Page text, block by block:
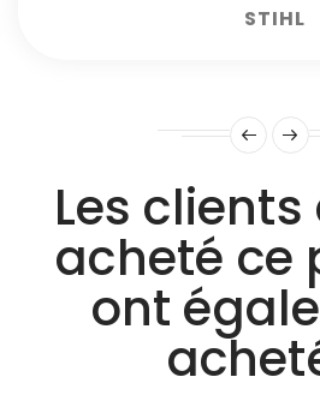
STIHL
Les
acheté ce
ont